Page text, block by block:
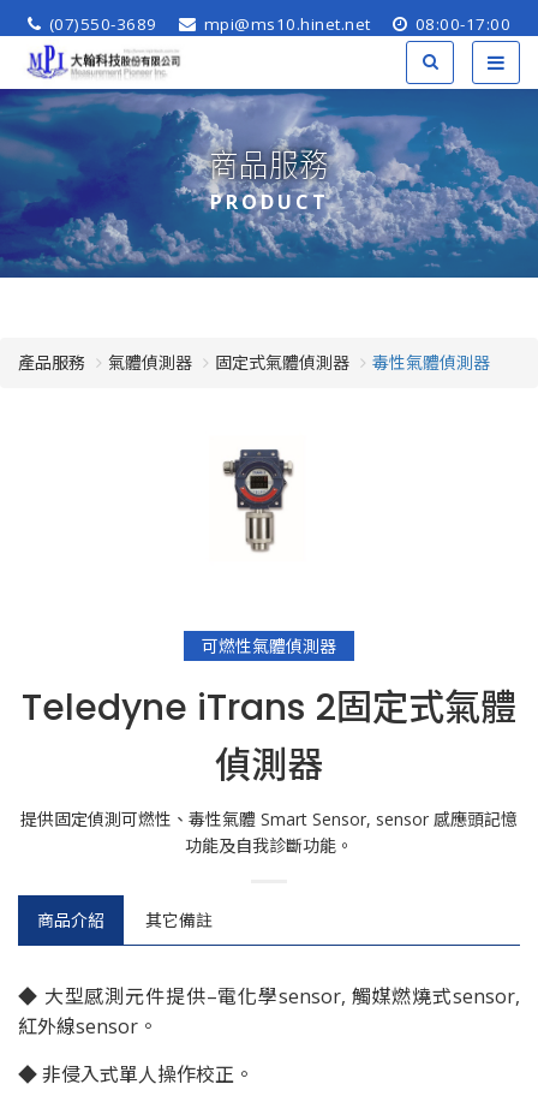
(07)550-3689 mpi@ms10.hinet.net 08:00-17:00
商品服務
PRODUCT
產品服務 氣體偵測器 固定式氣體偵測器 毒性氣體偵測器
可燃性氣體偵測器
Teledyne iTrans 2固定式氣體
偵測器
提供固定偵測可燃性、毒性氣體 Smart Sensor, sensor 感應頭記憶
功能及自我診斷功能。
商品介紹 其它備註
◆ 大型感測元件提供–電化學sensor, 觸媒燃燒式sensor,
紅外線sensor。
◆ 非侵入式單人操作校正。